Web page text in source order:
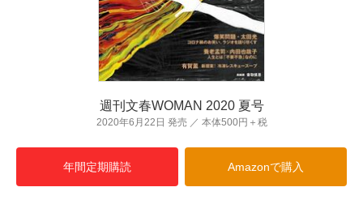
週刊文春WOMAN 2020 夏号
2020年6月22日 発売 ／ 本体500円＋税
年間定期購読 Amazonで購入